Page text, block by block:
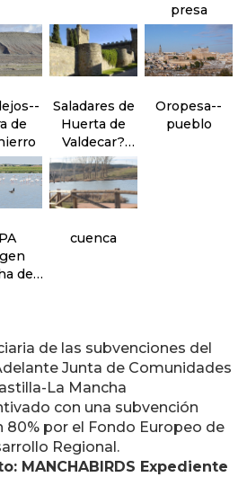
presa
de
Saladares de
Huerta de
Valdecar?
banos
Oropesa--
pueblo
del
cuenca
de las subvenciones del
Junta de Comunidades
La Mancha
con una subvención
80% por el Fondo Europeo de
Regional.
MANCHABIRDS Expediente